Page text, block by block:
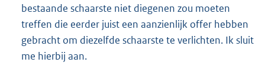
bestaande schaarste niet diegenen zou moeten
treffen die eerder juist een aanzienlijk offer hebben
gebracht om diezelfde schaarste te verlichten. Ik sluit
me hierbij aan.